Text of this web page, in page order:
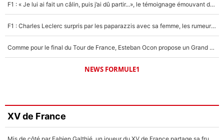
F1 : « Je lui ai fait un câlin, puis j’ai dû partir...», le témoignage émouvant de Max Verstappen sur sa fille
F1 : Charles Leclerc surpris par les paparazzis avec sa femme, les rumeurs étaient vraies !
Comme pour le final du Tour de France, Esteban Ocon propose un Grand Prix de Formule 1 à Paris : «Autour de l’Arc de Triomphe, ce serait génial» !
NEWS FORMULE1
XV de France